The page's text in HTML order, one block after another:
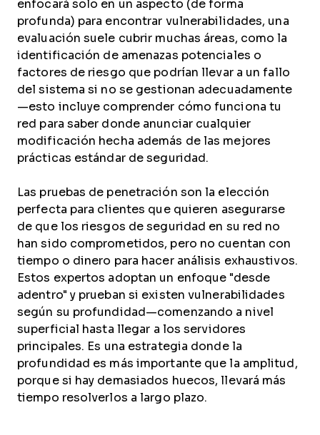
enfocará solo en un aspecto (de forma
profunda) para encontrar vulnerabilidades, una
evaluación suele cubrir muchas áreas, como la
identificación de amenazas potenciales o
factores de riesgo que podrían llevar a un fallo
del sistema si no se gestionan adecuadamente
—esto incluye comprender cómo funciona tu
red para saber donde anunciar cualquier
modificación hecha además de las mejores
prácticas estándar de seguridad.
Las pruebas de penetración son la elección
perfecta para clientes que quieren asegurarse
de que los riesgos de seguridad en su red no
han sido comprometidos, pero no cuentan con
tiempo o dinero para hacer análisis exhaustivos.
Estos expertos adoptan un enfoque "desde
adentro" y prueban si existen vulnerabilidades
según su profundidad—comenzando a nivel
superficial hasta llegar a los servidores
principales. Es una estrategia donde la
profundidad es más importante que la amplitud,
porque si hay demasiados huecos, llevará más
tiempo resolverlos a largo plazo.